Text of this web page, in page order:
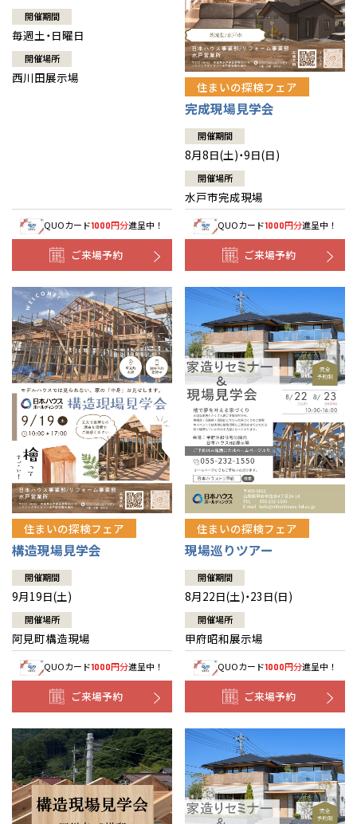
開催期間
毎週土・日曜日
開催場所
西川田展示場
QUOカード1000円分進呈中！
ご来場予約
住まいの探検フェア
完成現場見学会
開催期間
8月8日(土)・9日(日)
開催場所
水戸市完成現場
QUOカード1000円分進呈中！
ご来場予約
住まいの探検フェア
構造現場見学会
開催期間
9月19日(土)
開催場所
阿見町構造現場
QUOカード1000円分進呈中！
ご来場予約
住まいの探検フェア
現場巡りツアー
開催期間
8月22日(土)・23日(日)
開催場所
甲府昭和展示場
QUOカード1000円分進呈中！
ご来場予約